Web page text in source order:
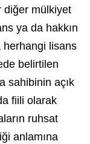
diğer mülkiyet
ya da hakkın
herhangi lisans
belirtilen
sahibinin açık
fiili olarak
ruhsat
anlamına